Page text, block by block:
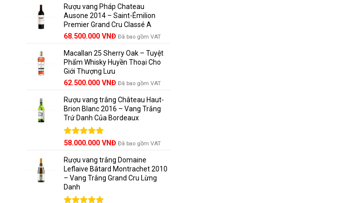
5 sao
là:
125.000.000 VNĐ.
tại
là:
111.000.000 VNĐ.
Rượu vang Pháp Chateau
Ausone 2014 – Saint-Émilion
Premier Grand Cru Classé A
68.500.000 VNĐ Đã bao gồm VAT
Macallan 25 Sherry Oak – Tuyệt
Phẩm Whisky Huyền Thoại Cho
Giới Thượng Lưu
Giá
là:
65.000.000 VNĐ.
62.500.000 VNĐGiá
tại
là:
62.500.000 VNĐ.
Đã bao gồm VAT
Rượu vang trắng Château Haut-
Brion Blanc 2016 – Vang Trắng
Trứ Danh Của Bordeaux
Được xếp
5 sao
58.000.000 VNĐ Đã bao gồm VAT
Rượu vang trắng Domaine
Leflaive Bâtard Montrachet 2010
– Vang Trắng Grand Cru Lừng
Danh